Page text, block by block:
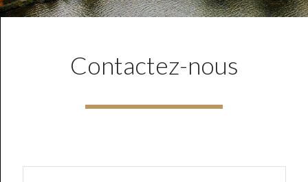
Contactez-nous